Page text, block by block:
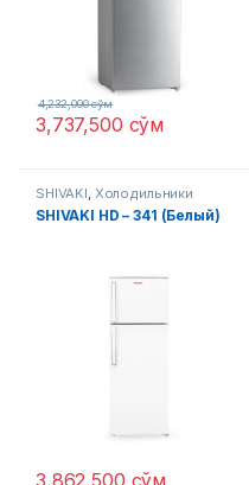
3,737,500 сўм
4,232,000сўм
SHIVAKI, Холодильники
SHIVAKI HD – 341 (Белый)
3,862,500 сўм